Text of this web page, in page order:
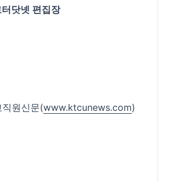
닷넷 편집장
직원신문(www.ktcunews.com)